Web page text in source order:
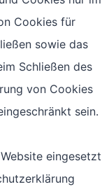
Cookies für
sowie das
Schließen des
von Cookies
sein.
eingesetzt